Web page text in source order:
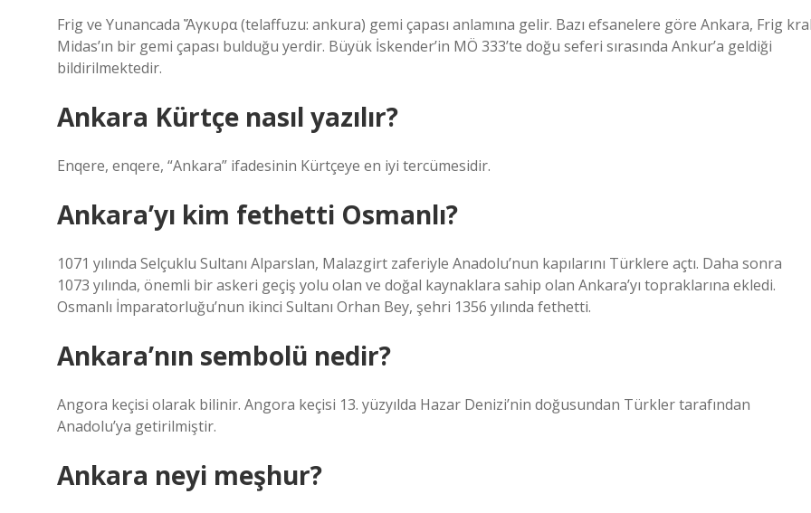
Frig ve Yunancada Ἄγκυρα (telaffuzu: ankura) gemi çapası anlamına gelir. Bazı efsanelere göre Ankara, Frig
Midas’ın bir gemi çapası bulduğu yerdir. Büyük İskender’in MÖ 333’te doğu seferi sırasında Ankur’a geldiği
bildirilmektedir.
Ankara Kürtçe nasıl yazılır?
Enqere, enqere, “Ankara” ifadesinin Kürtçeye en iyi tercümesidir.
Ankara’yı kim fethetti Osmanlı?
1071 yılında Selçuklu Sultanı Alparslan, Malazgirt zaferiyle Anadolu’nun kapılarını Türklere açtı. Daha sonra
1073 yılında, önemli bir askeri geçiş yolu olan ve doğal kaynaklara sahip olan Ankara’yı topraklarına ekledi.
Osmanlı İmparatorluğu’nun ikinci Sultanı Orhan Bey, şehri 1356 yılında fethetti.
Ankara’nın sembolü nedir?
Angora keçisi olarak bilinir. Angora keçisi 13. yüzyılda Hazar Denizi’nin doğusundan Türkler tarafından
Anadolu’ya getirilmiştir.
Ankara neyi meşhur?